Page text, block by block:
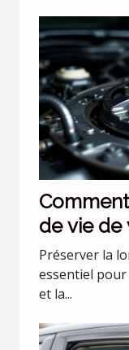
de vie de
Préserver la
essentiel
et la...